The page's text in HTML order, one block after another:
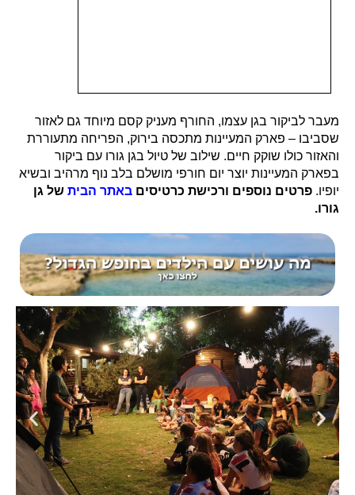
מעבר לביקור בגן עצמו, החורף מעניק קסם מיוחד גם לאזור
שסביבו – פארק המעיינות מתכסה בירוק, הפריחה מתעוררת
והאזור כולו שוקק חיים. שילוב של טיול בגן גורו עם ביקור
בפארק המעיינות יוצר יום חורפי מושלם בלב נוף מרהיב ובשיא
יופיו. פרטים נוספים ורכישת כרטיסים באתר הבית של גן
גורו.